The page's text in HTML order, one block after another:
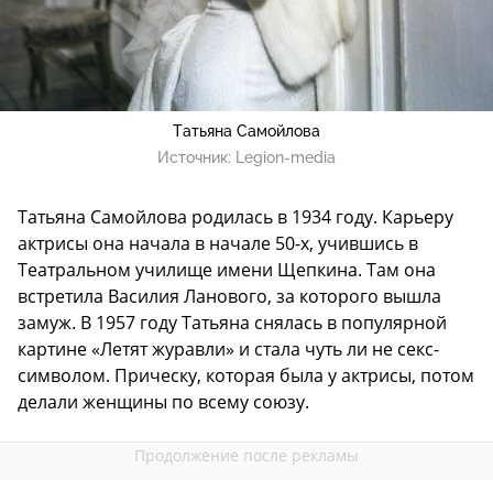
Татьяна Самойлова
Источник: Legion-media
Татьяна Самойлова родилась в 1934 году. Карьеру
актрисы она начала в начале 50-х, учившись в
Театральном училище имени Щепкина. Там она
встретила Василия Ланового, за которого вышла
замуж. В 1957 году Татьяна снялась в популярной
картине «Летят журавли» и стала чуть ли не секс-
символом. Прическу, которая была у актрисы, потом
делали женщины по всему союзу.